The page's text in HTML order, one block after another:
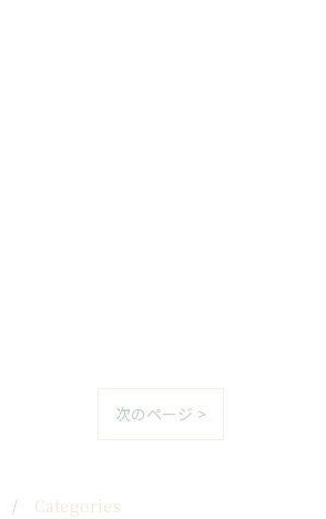
次のページ >
Categories